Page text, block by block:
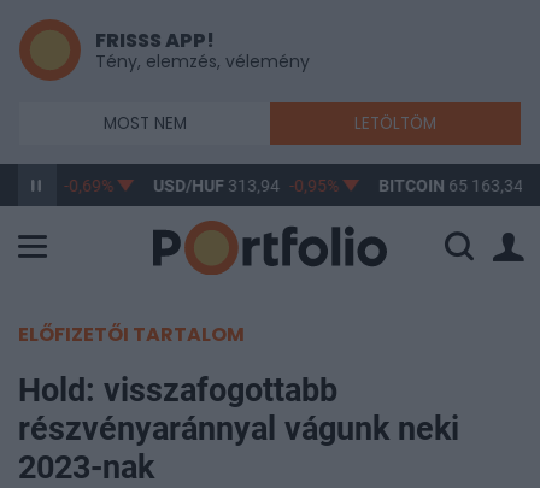
FRISSS APP!
Tény, elemzés, vélemény
MOST NEM LETÖLTÖM
362,87 -0,69% USD/HUF 313,94 -0,95% BITCOIN 65 163,34
ELŐFIZETŐI TARTALOM
Hold: visszafogottabb
részvényaránnyal vágunk neki
2023-nak